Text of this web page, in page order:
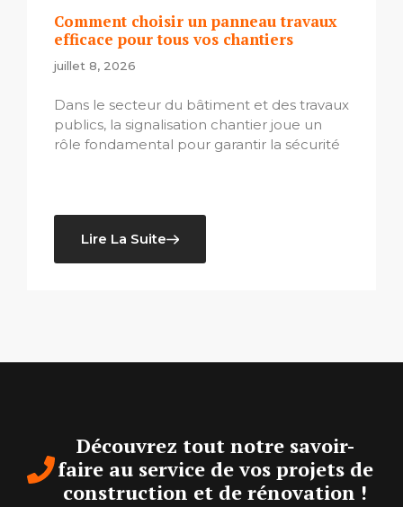
Comment choisir un panneau travaux
efficace pour tous vos chantiers
juillet 8, 2026
Dans le secteur du bâtiment et des travaux
publics, la signalisation chantier joue un
rôle fondamental pour garantir la sécurité
Lire La Suite
Découvrez tout notre savoir-
faire au service de vos projets de
construction et de rénovation !